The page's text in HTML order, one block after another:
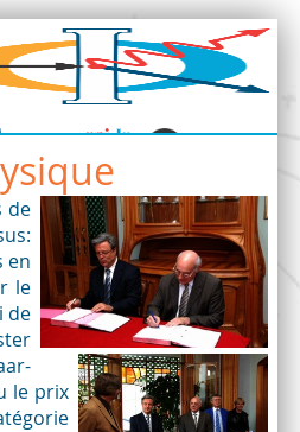
de
en
le
de
le prix